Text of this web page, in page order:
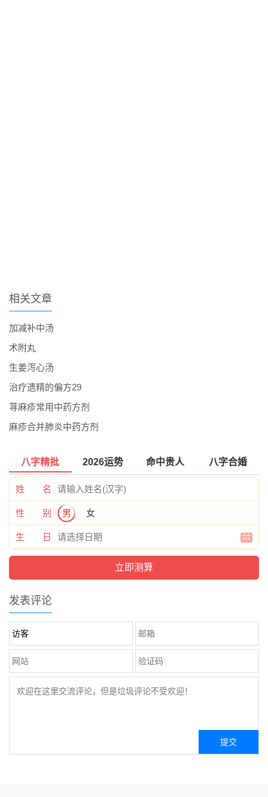
相关文章
加减补中汤
术附丸
生姜泻心汤
治疗遗精的偏方29
荨麻疹常用中药方剂
麻疹合并肺炎中药方剂
八字精批 2026运势 命中贵人 八字合婚
姓 名
性 别 男 女
生 日
发表评论